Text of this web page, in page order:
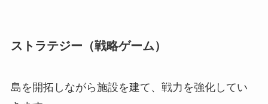
ストラテジー（戦略ゲーム）
島を開拓しながら施設を建て、戦力を強化してい